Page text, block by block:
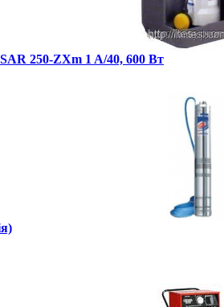
250-ZXm 1 A/40, 600 Вт